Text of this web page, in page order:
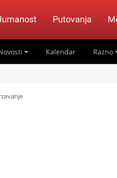
Putovanja
Kalendar Razno